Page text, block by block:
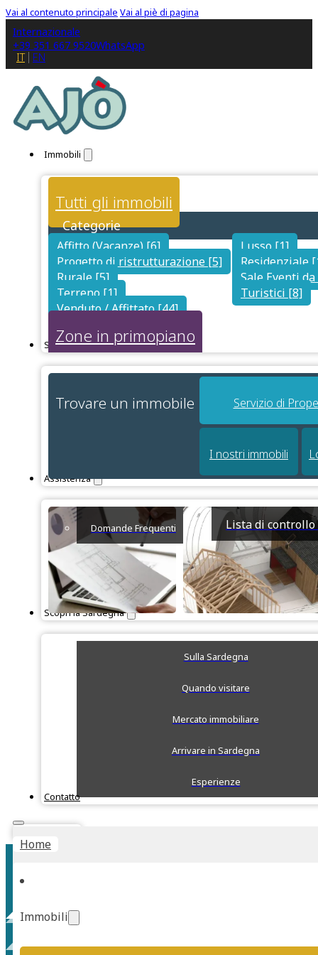
Vai al contenuto principale Vai al piè di pagina
Internazionale
+39 351 667 9520WhatsApp
IT
EN
Immobili
Tutti gli immobili
Categorie
Affitto (Vacanze) [6]
Lusso [1]
Progetto di ristrutturazione [5]
Residenziale
Rurale [5]
Sale Eventi
Terreno [1]
Turistici [8]
Venduto / Affittato [44]
Zone in primopiano
Servizi
Trovare un immobile Servizio di
I nostri immobili
Assistenza
Domande Frequenti Lista di
Scopri la Sardegna
Sulla Sardegna
Quando visitare
Mercato immobiliare
Arrivare in Sardegna
Esperienze
Contatto
Home
Immobili